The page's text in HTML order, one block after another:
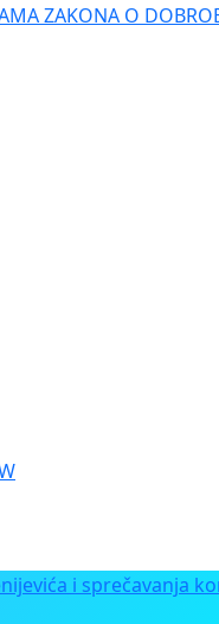
ZAKONA O
i sprečavanja